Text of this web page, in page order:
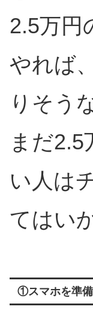
2.5万円
やれば
りそう
まだ2.5
い人は
てはい
①スマホを準備